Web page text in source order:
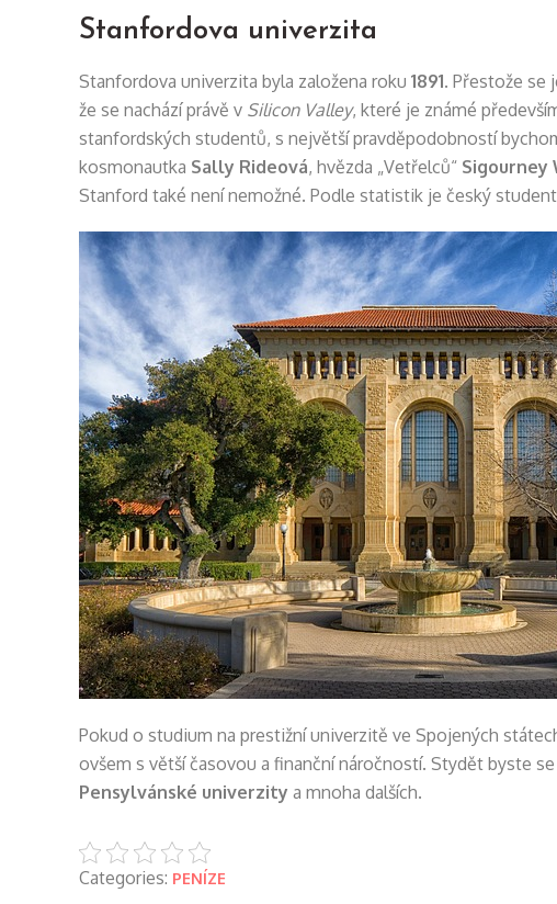
Stanfordova univerzita
Stanfordova univerzita byla založena roku 1891. Přestože se
že se nachází právě v Silicon Valley, které je známé
stanfordských studentů, s největší pravděpodobností
kosmonautka Sally Rideová, hvězda „Vetřelců“ Sigourney
Stanford také není nemožné. Podle statistik je český
Pokud o studium na prestižní univerzitě ve Spojených
ovšem s větší časovou a finanční náročností. Stydět byste
Pensylvánské univerzity a mnoha dalších.
Categories: PENÍZE